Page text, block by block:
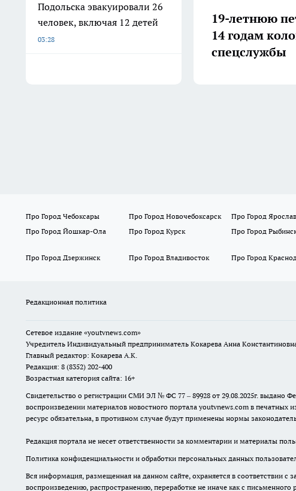
Подольска эвакуировали 26
человек, включая 12 детей
03:28
19-летнюю
14 годам
спецслужбы
Про Город Чебоксары Про Город Новочебоксарск Про Город
Про Город Йошкар-Ола
Про Город Курск Про Город
Про Город Дзержинск
Про Город Владивосток Про Город
Редакционная политика
Сетевое издание «youtvnews.com»
Учредитель Индивидуальный предприниматель Кокарева Анна
Главный редактор: Кокарева А.К.
Редакция: 8 (8352) 202-400
Возрастная категория сайта: 16+
Свидетельство о регистрации СМИ ЭЛ № ФС 77 – 89928 от 29.08.2025г.
воспроизведении материалов новостного портала youtvnews.com в печатных
ресурс обязательна, в противном случае будут применены нормы
Редакция портала не несет ответственности за комментарии и материалы
Политика конфиденциальности и обработки персональных данных
Вся информация, размещенная на данном сайте, охраняется в соответствии
воспроизведению, распространению, переработке не иначе как с письменного